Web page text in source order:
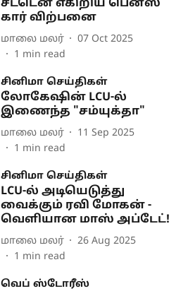
சட்டென எகிறிய பென்ஸ்
கார் விற்பனை
மாலை மலர்
07 Oct 2025
1 min read
சினிமா செய்திகள்
லோகேஷின் LCU-ல்
இணைந்த "சம்யுக்தா"
மாலை மலர்
11 Sep 2025
1 min read
சினிமா செய்திகள்
LCU-ல் அடியெடுத்து
வைக்கும் ரவி மோகன் -
வெளியான மாஸ் அப்டேட்!
மாலை மலர்
26 Aug 2025
1 min read
வெப் ஸ்டோரீஸ்